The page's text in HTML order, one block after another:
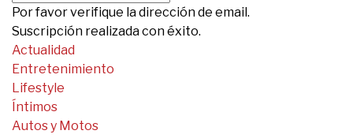
Por favor verifique la dirección de email.
Suscripción realizada con éxito.
Actualidad
Entretenimiento
Lifestyle
Íntimos
Autos y Motos